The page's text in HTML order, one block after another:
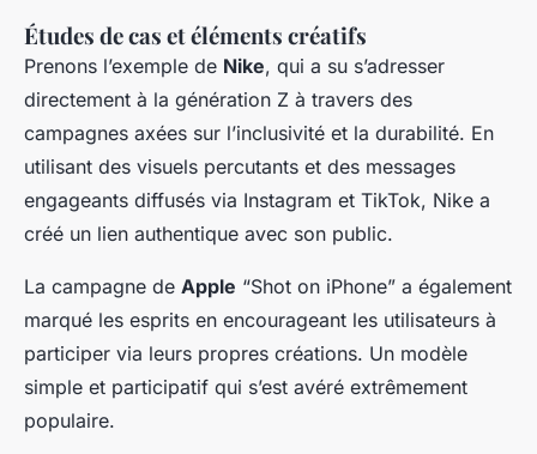
Études de cas et éléments créatifs
Prenons l’exemple de Nike, qui a su s’adresser
directement à la génération Z à travers des
campagnes axées sur l’inclusivité et la durabilité. En
utilisant des visuels percutants et des messages
engageants diffusés via Instagram et TikTok, Nike a
créé un lien authentique avec son public.
La campagne de Apple “Shot on iPhone” a également
marqué les esprits en encourageant les utilisateurs à
participer via leurs propres créations. Un modèle
simple et participatif qui s’est avéré extrêmement
populaire.